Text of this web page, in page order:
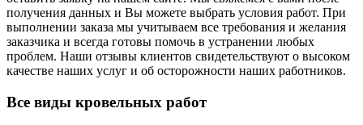
получения данных и Вы можете выбрать условия работ. При
выполнении заказа мы учитываем все требования и желания
заказчика и всегда готовы помочь в устранении любых
проблем. Наши отзывы клиентов свидетельствуют о высоком
качестве наших услуг и об осторожности наших работников.
Все виды кровельных работ